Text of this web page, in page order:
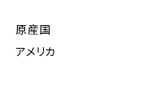
原産国
アメリカ